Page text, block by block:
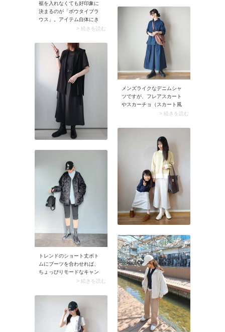
だけなので簡単ですよ。し
かも真っすぐ垂れ下がった
袖が二の腕をさりげなくカ
バーして、涼しげな印象
裾を入れなくても好印象に
決まるのが「ボウタイブラ
ウス」。アイテム自体にき
ちんと感があるのでオフィ
わせるだけでコーデが完
成。ボウタイに装飾性があ
る分、アクセサリーは控え
目にしましょう。
> 続きを読む
メンズライクなデニムシャ
ツですが、フレアスカート
やスカーチョ（スカート風
パンツ）などフェミニンな
の印象がガラリとチェン
ジ。デニムシャツに甘さが
加わり、きれいめカジュア
ルなスタイルに決まりま
す。ネックレスや大ぶりピ
アス、バングルなどアクセ
サリーで装飾性を足すとよ
そ行き感も高まりますよ。
> 続きを読む
トレンドのショート丈ボト
ムにブーツを合わせれば、
ちょっぴりモードなキャン
プスタイルに。ゆったりシ
ウターには、きれいめ派さ
んらしくシャツをIN。アウ
ターからシャツをチラ見せ
して自分らしさをキープし
ましょう。
> 続きを読む